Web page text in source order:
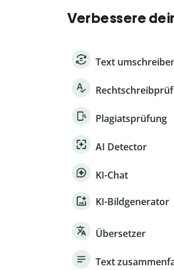
Verbessere
Text
Plagiatsprüfung
AI Detector
KI-Chat
KI-Bildgenerator
Übersetzer
Text